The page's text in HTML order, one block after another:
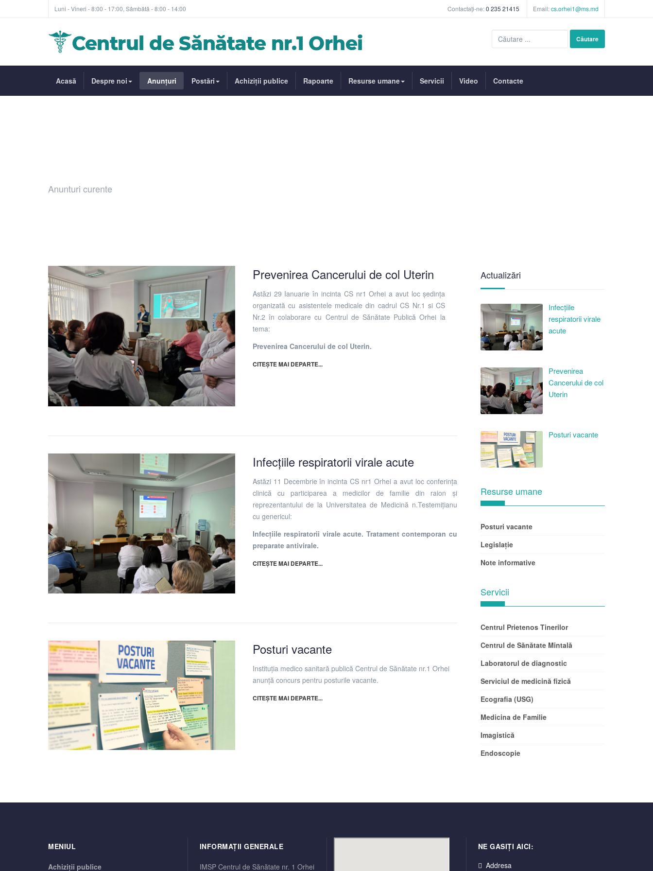
Luni - Vineri - 8:00 - 17:00, Sâmbătă - 8:00 - 14:00 Contactați-ne:0 235 21415 Email:cs.orhei1@ms.md
Căutare
...
Căutare
Acasă Despre noi Anunțuri Postări Achiziții publice Rapoarte Resurse umane Servicii Video Contacte
Anunturi curente
Prevenirea Cancerului de col Uterin
Astăzi 29 Ianuarie în incinta CS nr1 Orhei a avut loc ședința
organizată cu asistentele medicale din cadrul CS Nr.1 si CS
Nr.2 în colaborare cu Centrul de Sănătate Publică Orhei la
tema:
Prevenirea Cancerului de col Uterin.
CITEȘTE MAI DEPARTE...
Infecțiile respiratorii virale acute
Astăzi 11 Decembrie în incinta CS nr1 Orhei a avut loc conferința
clinică cu participarea a medicilor de familie din raion și
reprezentantului de la Universitatea de Medicină n.Testemițianu
cu genericul:
Infecțiile respiratorii virale acute. Tratament contemporan cu
preparate antivirale.
CITEȘTE MAI DEPARTE...
Posturi vacante
Instituţia medico sanitară publică Centrul de Sănătate nr.1 Orhei
anunţă concurs pentru posturile vacante.
CITEȘTE MAI DEPARTE...
Actualizări
Infecțiile
respiratorii virale
acute
Prevenirea
Cancerului de col
Uterin
Posturi vacante
Resurse umane
Posturi vacante
Legislație
Note informative
Servicii
Centrul Prietenos Tinerilor
Centrul de Sănătate Mintală
Laboratorul de diagnostic
Serviciul de medicină fizică
Ecografia (USG)
Medicina de Familie
Imagistică
Endoscopie
MENIUL
Achiziții publice
INFORMAȚII GENERALE
IMSP Centrul de Sănătate nr. 1 Orhei
NE GASIȚI AICI:
Addresa